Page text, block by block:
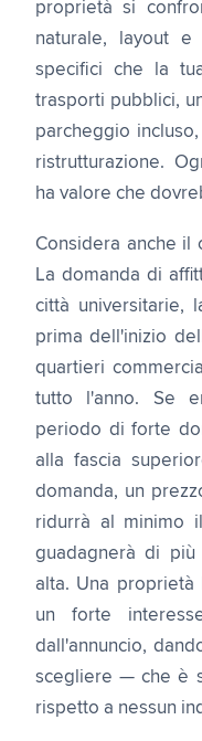
proprietà si
naturale, layout e
specifici che la
trasporti pubblici,
parcheggio
ristrutturazione.
ha valore che
Considera anche il
La domanda di
città universitarie,
prima dell'inizio
quartieri
tutto l'anno. Se
periodo di forte
alla fascia
domanda, un
ridurrà al minimo
guadagnerà di
alta. Una
un forte
dall'annuncio,
scegliere — che è
rispetto a nessun